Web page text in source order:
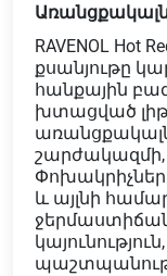
RAVENOL Hot
քսանյութը
հանքային
խտացված
շարժակազմի,
և այլնի